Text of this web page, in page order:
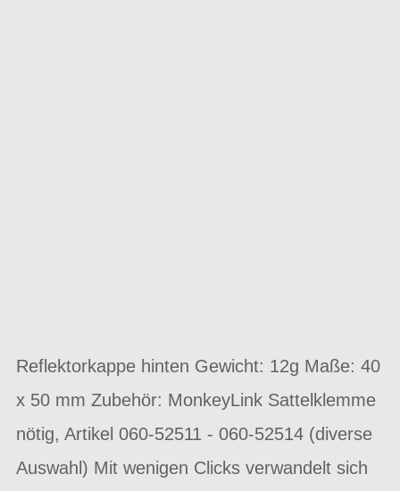
Reflektorkappe hinten Gewicht: 12g Maße: 40
x 50 mm Zubehör: MonkeyLink Sattelklemme
nötig, Artikel 060-52511 - 060-52514 (diverse
Auswahl) Mit wenigen Clicks verwandelt sich